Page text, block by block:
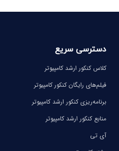
دسترسی سریع
کلاس کنکور ارشد کامپیوتر
فیلم‌های رایگان کنکور کامپیوتر
برنامه‌ریزی کنکور ارشد کامپیوتر
منابع کنکور ارشد کامپیوتر
آی تی